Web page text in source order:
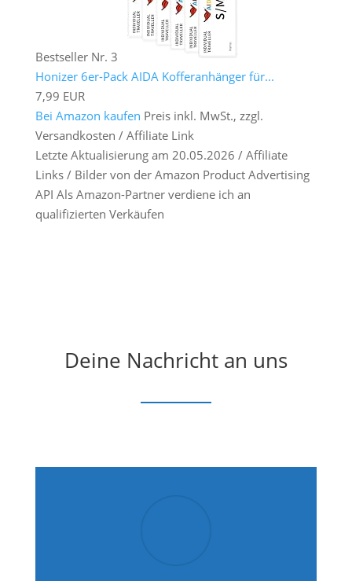
Bestseller Nr. 3
Honizer 6er-Pack AIDA Kofferanhänger für...
7,99 EUR
Bei Amazon kaufen Preis inkl. MwSt., zzgl.
Versandkosten / Affiliate Link
Letzte Aktualisierung am 20.05.2026 / Affiliate
Links / Bilder von der Amazon Product Advertising
API Als Amazon-Partner verdiene ich an
qualifizierten Verkäufen
Deine Nachricht an uns